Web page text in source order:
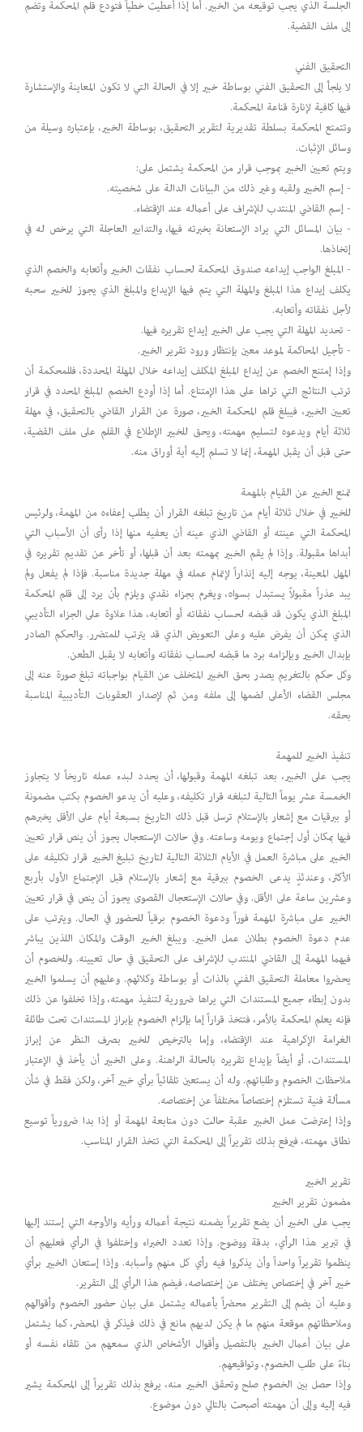
الجلسة الذي يجب توقيعه من الخبير. أما إذا أعطيت خطياً فتودع قلم المحكمة وتضم
إلى ملف القضية.
التحقيق الفني
لا يلجأ إلى التحقيق الفني بوساطة خبير إلا في الحالة التي لا تكون المعاينة والإستشارة
فيها كافية لإنارة قناعة المحكمة.
وتتمتع المحكمة بسلطة تقديرية لتقرير التحقيق، بوساطة الخبير، بإعتباره وسيلة من
وسائل الإثبات.
ويتم تعيين الخبير بموجب قرار من المحكمة يشتمل على:
- إسم الخبير ولقبه وغير ذلك من البيانات الدالة على شخصيته.
- إسم القاضي المنتدب للإشراف على أعماله عند الإقتضاء.
- بيان المسائل التي يراد الإستعانة بخبرته فيها، والتدابير العاجلة التي يرخص له في
إتخاذها.
- المبلغ الواجب إيداعه صندوق المحكمة لحساب نفقات الخبير وأتعابه والخصم الذي
يكلف إيداع هذا المبلغ والمهلة التي يتم فيها الإيداع والمبلغ الذي يجوز للخبير سحبه
لأجل نفقاته وأتعابه.
- تحديد المهلة التي يجب على الخبير إيداع تقريره فيها.
- تأجيل المحاكمة لموعد معين بإنتظار ورود تقرير الخبير.
وإذا إمتنع الخصم عن إيداع المبلغ المكلف إيداعه خلال المهلة المحددة، فللمحكمة أن
ترتب النتائج التي تراها على هذا الإمتناع. أما إذا أودع الخصم المبلغ المحدد في قرار
تعيين الخبير، فيبلغ قلم المحكمة الخبير، صورة عن القرار القاضي بالتحقيق، في مهلة
ثلاثة أيام ويدعوه لتسليم مهمته، ويحق للخبير الإطلاع في القلم على ملف القضية،
حتى قبل أن يقبل المهمة، إنما لا تسلم إليه أية أوراق منه.
تمنع الخبير عن القيام بالمهمة
للخبير في خلال ثلاثة أيام من تاريخ تبلغه القرار أن يطلب إعفاءه من المهمة، ولرئيس
المحكمة التي عينته أو القاضي الذي عينه أن يعفيه منها إذا رأى أن الأسباب التي
أبداها مقبولة. وإذا لم يقم الخبير بمهمته بعد أن قبلها، أو تأخر عن تقديم تقريره في
المهل المعينة، يوجه إليه إنذاراً لإتمام عمله في مهلة جديدة مناسبة. فإذا لم يفعل ولم
يبد عذراً مقبولاً يستبدل بسواه، ويغرم بجزاء نقدي ويلزم بأن يرد إلى قلم المحكمة
المبلغ الذي يكون قد قبضه لحساب نفقاته أو أتعابه، هذا علاوة على الجزاء التأديبي
الذي يمكن أن يفرض عليه وعلى التعويض الذي قد يترتب للمتضرر. والحكم الصادر
بإبدال الخبير وبإلزامه برد ما قبضه لحساب نفقاته وأتعابه لا يقبل الطعن.
وكل حكم بالتغريم يصدر بحق الخبير المتخلف عن القيام بواجباته تبلغ صورة عنه إلى
مجلس القضاء الأعلى لضمها إلى ملفه ومن ثم لإصدار العقوبات التأديبية المناسبة
بحقه.
تنفيذ الخبير للمهمة
يجب على الخبير، بعد تبلغه المهمة وقبولها، أن يحدد لبدء عمله تاريخاً لا يتجاوز
الخمسة عشر يوماً التالية لتبلغه قرار تكليفه، وعليه أن يدعو الخصوم بكتب مضمونة
أو ببرقيات مع إشعار بالإستلام ترسل قبل ذلك التاريخ بسبعة أيام على الأقل يخبرهم
فيها بمكان أول إجتماع ويومه وساعته. وفي حالات الإستعجال يجوز أن ينص قرار تعيين
الخبير على مباشرة العمل في الأيام الثلاثة التالية لتاريخ تبليغ الخبير قرار تكليفه على
الأكثر، وعندئذٍ يدعى الخصوم ببرقية مع إشعار بالإستلام قبل الإجتماع الأول بأربع
وعشرين ساعة على الأقل. وفي حالات الإستعجال القصوى يجوز أن ينص في قرار تعيين
الخبير على مباشرة المهمة فوراً ودعوة الخصوم برقياً للحضور في الحال. ويترتب على
عدم دعوة الخصوم بطلان عمل الخبير. ويبلغ الخبير الوقت والمكان اللذين يباشر
فيهما المهمة إلى القاضي المنتدب للإشراف على التحقيق في حال تعيينه. وللخصوم أن
يحضروا معاملة التحقيق الفني بالذات أو بوساطة وكلائهم. وعليهم أن يسلموا الخبير
بدون إبطاء جميع المستندات التي يراها ضرورية لتنفيذ مهمته، وإذا تخلفوا عن ذلك
فإنه يعلم المحكمة بالأمر، فتتخذ قراراً إما بإلزام الخصوم بإبراز المستندات تحت طائلة
الغرامة الإكراهية عند الإقتضاء، وإما بالترخيص للخبير بصرف النظر عن إبراز
المستندات، أو أيضاً بإيداع تقريره بالحالة الراهنة. وعلى الخبير أن يأخذ في الإعتبار
ملاحظات الخصوم وطلباتهم. وله أن يستعين تلقائياً برأي خبير آخر، ولكن فقط في شأن
مسألة فنية تستلزم إختصاصاً مختلفاً عن إختصاصه.
وإذا إعترضت عمل الخبير عقبة حالت دون متابعة المهمة أو إذا بدا ضرورياً توسيع
نطاق مهمته، فيرفع بذلك تقريراً إلى المحكمة التي تتخذ القرار المناسب.
تقرير الخبير
مضمون تقرير الخبير
يجب على الخبير أن يضع تقريراً يضمنه نتيجة أعماله ورأيه والأوجه التي إستند إليها
في تبرير هذا الرأي، بدقة ووضوح. وإذا تعدد الخبراء وإختلفوا في الرأي فعليهم أن
ينظموا تقريراً واحداً وأن يذكروا فيه رأي كل منهم وأسبابه. وإذا إستعان الخبير برأي
خبير آخر في إختصاص يختلف عن إختصاصه، فيضم هذا الرأي إلى التقرير.
وعليه أن يضم إلى التقرير محضراً بأعماله يشتمل على بيان حضور الخصوم وأقوالهم
وملاحظاتهم موقعة منهم ما لم يكن لديهم مانع في ذلك فيذكر في المحضر، كما يشتمل
على بيان أعمال الخبير بالتفصيل وأقوال الأشخاص الذي سمعهم من تلقاء نفسه أو
بناءً على طلب الخصوم، وتواقيعهم.
وإذا حصل بين الخصوم صلح وتحقق الخبير منه، يرفع بذلك تقريراً إلى المحكمة يشير
فيه إليه وإلى أن مهمته أصبحت بالتالي دون موضوع.